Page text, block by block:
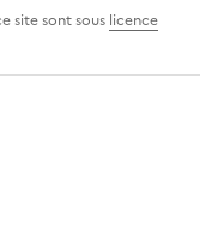
site sont sous licence